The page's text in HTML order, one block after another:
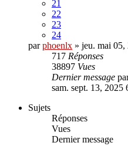
21
22
23
24
parphoenlx » jeu. mai 05,
717 Réponses
38897 Vues
Dernier message
sam. sept. 13, 2025
Sujets
Réponses
Vues
Dernier message